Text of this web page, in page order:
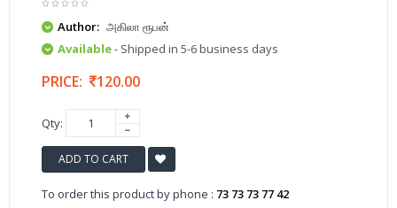
Author: அகிலா ரூபன்
Available- Shipped in 5-6 business days
PRICE: 120.00
Qty:
ADD TO CART
To order this product by phone : 73 73 73 77 42